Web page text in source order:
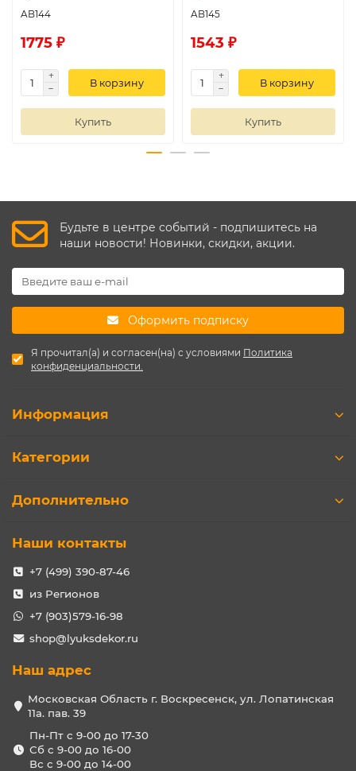
AB144
1775 ₽
В корзину
Купить
AB145
1543 ₽
В корзину
Купить
Будьте в центре событий - подпишитесь на
наши новости! Новинки, скидки, акции.
Оформить подписку
Я прочитал(а) и согласен(на) с условиями Политика
конфиденциальности.
Информация
Категории
Дополнительно
Наши контакты
+7 (499) 390-87-46
из Регионов
+7 (903)579-16-98
shop@lyuksdekor.ru
Наш адрес
Московская Область г. Воскресенск, ул. Лопатинская
11а. пав. 39
Пн-Пт с 9-00 до 17-30
Сб с 9-00 до 16-00
Вс с 9-00 до 14-00